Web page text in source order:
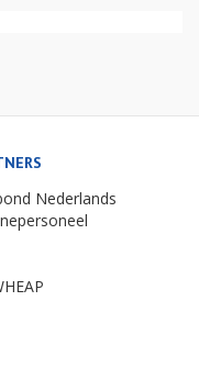
Nederlands